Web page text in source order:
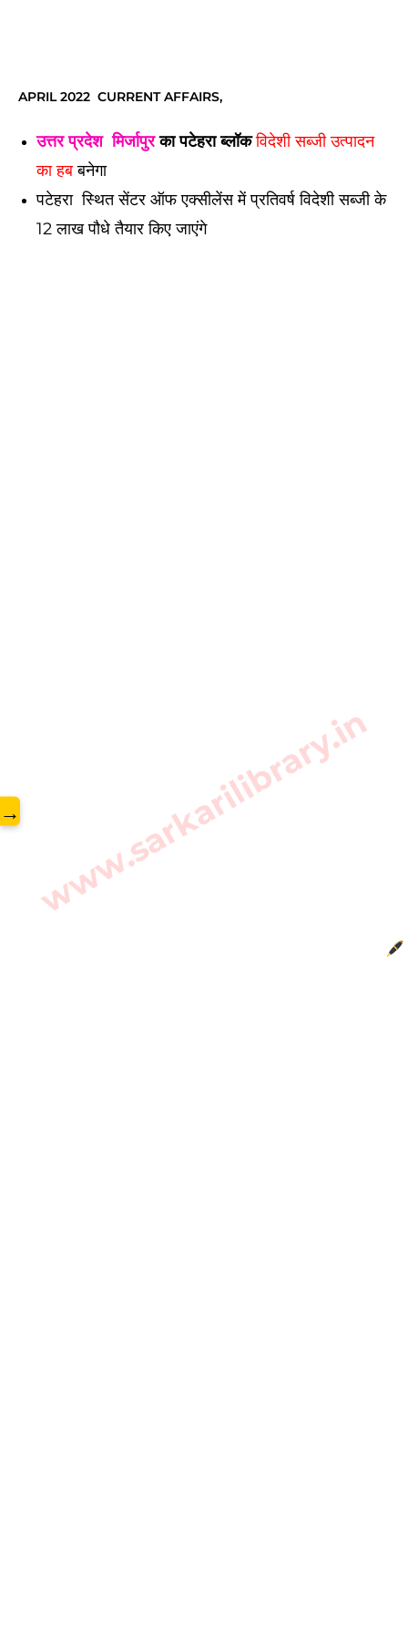
APRIL 2022 CURRENT AFFAIRS,
उत्तर प्रदेश मिर्जापुरका पटेहरा ब्लॉक विदेशी सब्जी उत्पादन
का हबबनेगा
पटेहरा स्थित सेंटर ऑफ एक्सीलेंस में प्रतिवर्ष विदेशी सब्जी के
12 लाख पौधे तैयार किए जाएंगे
www.sarkarilibrary.in
→